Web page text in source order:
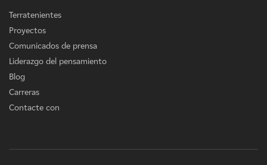
Terratenientes
Proyectos
Comunicados de prensa
Liderazgo del pensamiento
Blog
Carreras
Contacte con